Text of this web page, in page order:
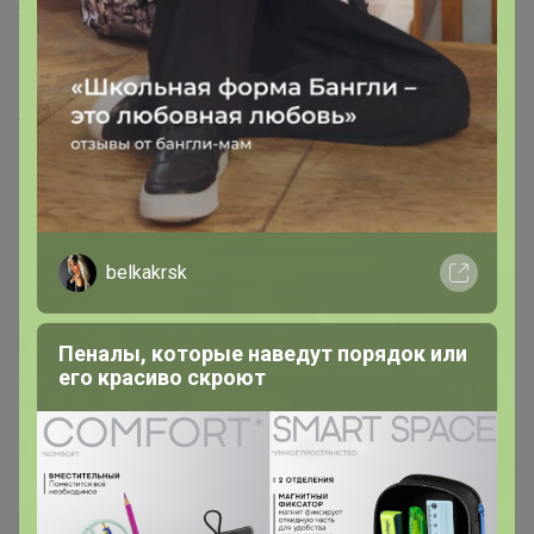
26 декабря, 2024 20:17
Happy Baby
, она вообще идет как Овер. Если любите его, то
14 декабря, 2024 19:38
S на 42 в плечах велика будет?
14 декабря, 2024 12:45
Эмилия!
Стильные футболки PlayToday —
идеальный выбор для школы: удобно,
модно и на каждый день